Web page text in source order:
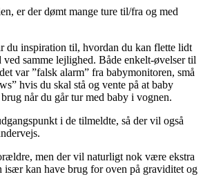
er der dømt mange ture til/fra og med
du inspiration til, hvordan du kan flette lidt
samme lejlighed. Både enkelt-øvelser til
var ”falsk alarm” fra babymonitoren, små
hvis du skal stå og vente på at baby
når du går tur med baby i vognen.
i de tilmeldte, så der vil også
men der vil naturligt nok være ekstra
især kan have brug for oven på graviditet og